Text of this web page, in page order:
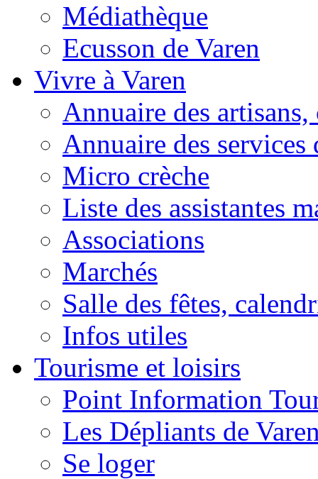
Médiathèque
Ecusson de Varen
Vivre à Varen
Annuaire des
Annuaire des services
Micro crèche
Liste des assistantes
Associations
Marchés
Salle des fêtes,
Infos utiles
Tourisme et loisirs
Point Information
Les Dépliants de
Se loger